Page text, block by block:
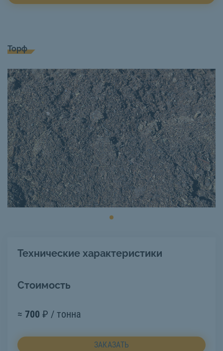
Торф
Технические характеристики
Стоимость
≈ 700 ₽ / тонна
ЗАКАЗАТЬ